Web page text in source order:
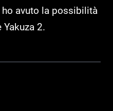
avuto la possibilità
2.